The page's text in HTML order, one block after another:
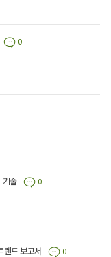
0
기술 0
렌드 보고서 0